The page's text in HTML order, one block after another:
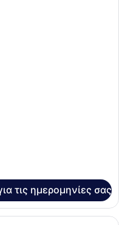
τις ημερομηνίες σας